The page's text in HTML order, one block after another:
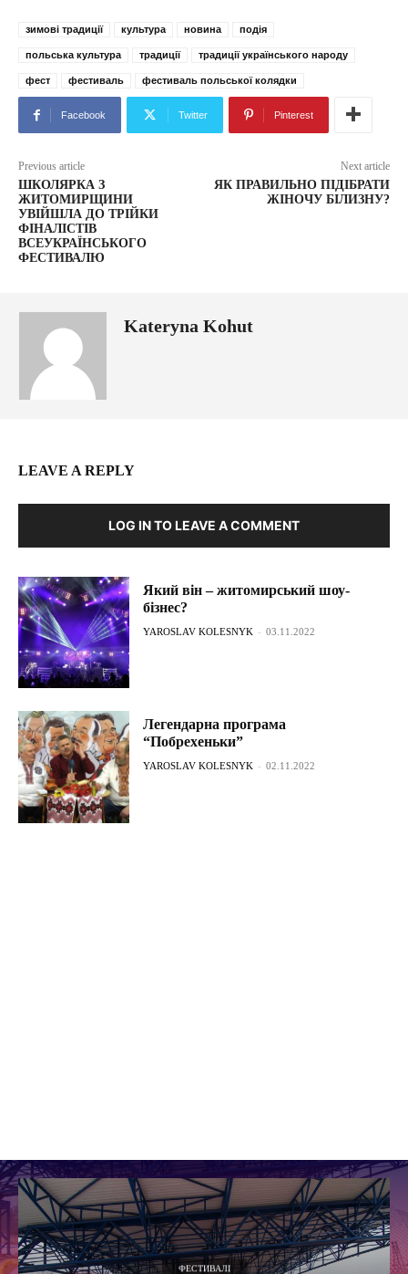
зимові традиції культура новина подія
польська культура традиції традиції українського народу
фест фестиваль фестиваль польської колядки
Facebook Twitter Pinterest
Previous article
ШКОЛЯРКА З
ЖИТОМИРЩИНИ
УВІЙШЛА ДО ТРІЙКИ
ФІНАЛІСТІВ
ВСЕУКРАЇНСЬКОГО
ФЕСТИВАЛЮ
Next article
ЯК ПРАВИЛЬНО ПІДІБРАТИ
ЖІНОЧУ БІЛИЗНУ?
Kateryna Kohut
LEAVE A REPLY
LOG IN TO LEAVE A COMMENT
Який він – житомирський шоу-
бізнес?
YAROSLAV KOLESNYK - 03.11.2022
Легендарна програма
“Побрехеньки”
YAROSLAV KOLESNYK - 02.11.2022